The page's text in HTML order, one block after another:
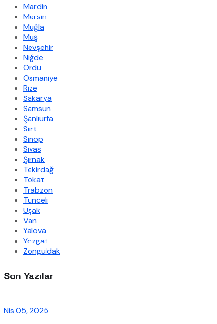
Mardin
Mersin
Muğla
Muş
Nevşehir
Niğde
Ordu
Osmaniye
Rize
Sakarya
Samsun
Şanlıurfa
Siirt
Sinop
Sivas
Şırnak
Tekirdağ
Tokat
Trabzon
Tunceli
Uşak
Van
Yalova
Yozgat
Zonguldak
Son Yazılar
Nis 05, 2025